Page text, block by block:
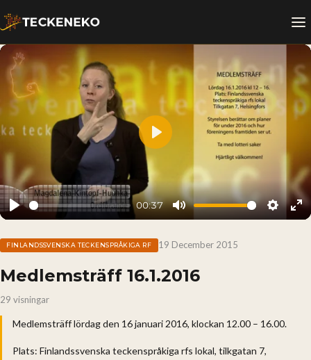
Play
00:37
Mute
Play
FINLANDSSVENSKA TECKENSPRÅKIGA RF 19 December 2015
Medlemsträff 16.1.2016
29 visningar
Medlemsträff lördag den 16 januari 2016, klockan 12.00 – 16.00.
Plats: Finlandssvenska teckenspråkiga rfs lokal, tilkgatan 7,